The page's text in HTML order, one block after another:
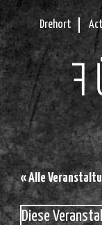
Drehort
« Alle
Diese